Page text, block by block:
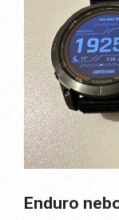
Enduro